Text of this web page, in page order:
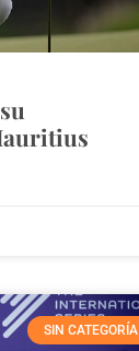
SIN CATEGORÍA